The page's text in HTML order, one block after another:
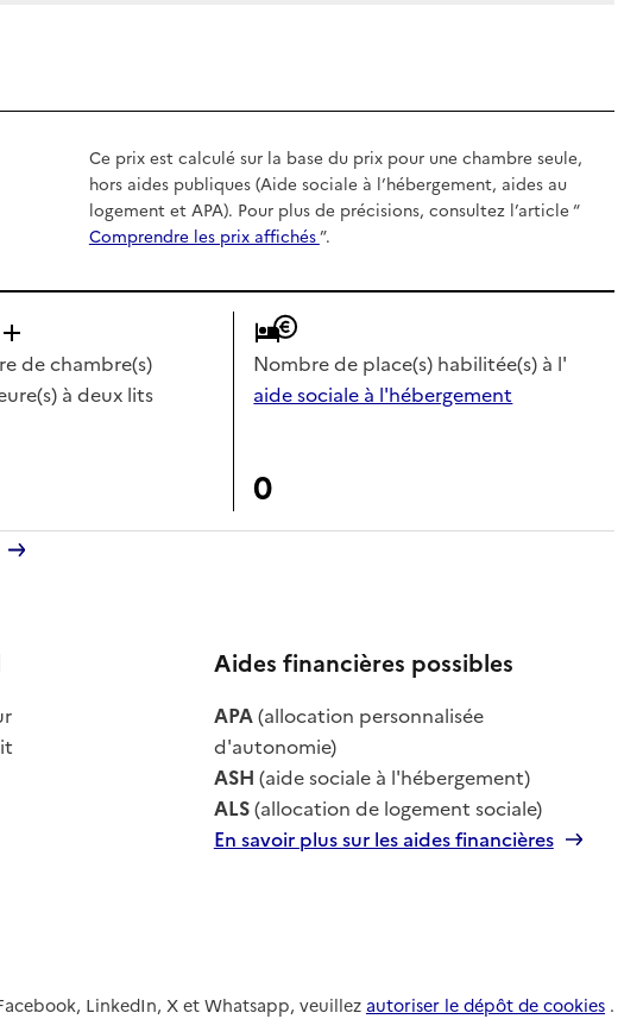
Ce prix est calculé sur la base du prix pour une chambre seule,
hors aides publiques (Aide sociale à l’hébergement, aides au
logement et APA). Pour plus de précisions, consultez l’article “
Comprendre les prix affichés”.
de chambre(s)
à deux lits
Nombre de place(s) habilitée(s) à l'
aide sociale à l'hébergement
0
disponible
disponible
Aides financières possibles
APA(allocation personnalisée
d'autonomie)
ASH (aide sociale à l'hébergement)
ALS(allocation de logement sociale)
En savoir plus sur les aides financières
LinkedIn, X et Whatsapp, veuillez autoriser le dépôt de cookies .